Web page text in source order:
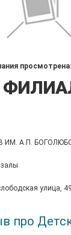
просмотрена:
ИМ. А.П.
залы
улица,
про